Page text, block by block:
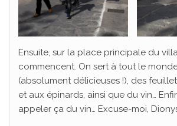
Ensuite, sur la place principale du
commencent. On sert à tout le
(absolument délicieuses !), des
et aux épinards, ainsi que du vin…
appeler ça du vin… Excuse-moi,